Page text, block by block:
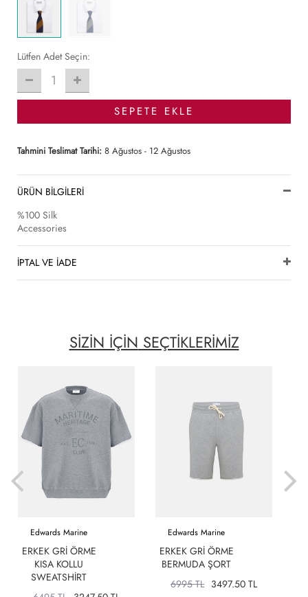
Lütfen Adet Seçin:
1
SEPETE EKLE
Tahmini Teslimat Tarihi: 8 Ağustos - 12 Ağustos
ÜRÜN BİLGİLERİ
%100 Silk
Accessories
İPTAL VE İADE
SİZİN İÇİN SEÇTİKLERİMİZ
Edwards Marine
ERKEK GRI ÖRME
KISA KOLLU
SWEATSHIRT
Edwards Marine
ERKEK GRI ÖRME
BERMUDA ŞORT
6995 TL 3497.50 TL